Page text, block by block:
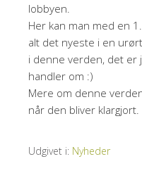
lobbyen.
Her kan man med en
alt det nyeste i en
i denne verden, det er
handler om :)
Mere om denne
når den bliver klargjort.
Udgivet i: Nyheder